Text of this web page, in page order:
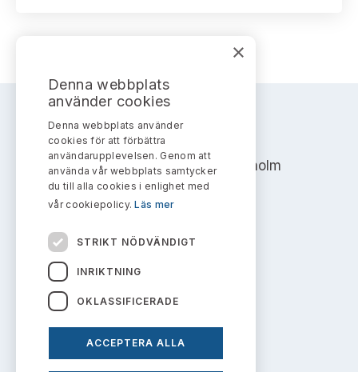
Publikationer och anföranden
Avgifter
Prenumerera
AKTIEMARKNADSNÄMNDEN
Address: Box 7354, 103 90 Stockholm
info@aktiemarknadsnamnden.se
Om innehållet
Om webbplatsen
×
Denna webbplats
använder cookies
Denna webbplats använder
cookies för att förbättra
användarupplevelsen. Genom att
använda vår webbplats samtycker
du till alla cookies i enlighet med
vår cookiepolicy.Läs mer
STRIKT NÖDVÄNDIGT
INRIKTNING
OKLASSIFICERADE
ACCEPTERA ALLA